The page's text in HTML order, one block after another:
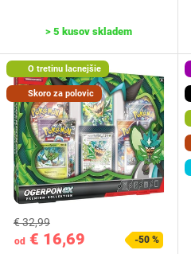
> 5 kusov skladem
O tretinu lacnejšie
Skoro za polovic
od € 16,69
€ 32,99
-50 %